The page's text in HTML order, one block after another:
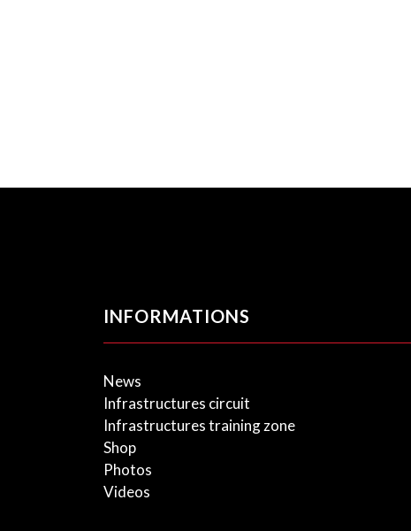
INFORMATIONS
News
Infrastructures circuit
Infrastructures training zone
Shop
Photos
Videos